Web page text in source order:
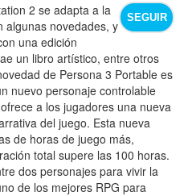
SEGUIR
2 se adapta a la
algunas novedades, y
una edición
un libro artístico, entre otros
de Persona 3 Portable es
nuevo personaje controlable
a los jugadores una nueva
del juego. Esta nueva
de horas de juego más,
total supere las 100 horas.
dos personajes para vivir la
de los mejores RPG para